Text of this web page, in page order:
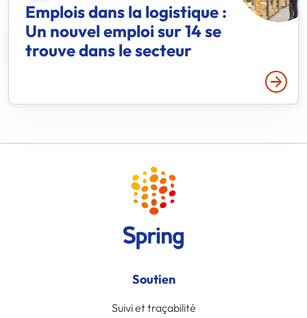
Emplois dans la logistique :
Un nouvel emploi sur 14 se
trouve dans le secteur
Lire
Soutien
Suivi et traçabilité